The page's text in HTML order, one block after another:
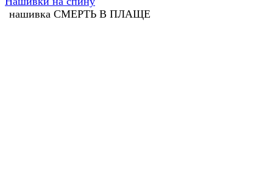
нашивка СМЕРТЬ В ПЛАЩЕ